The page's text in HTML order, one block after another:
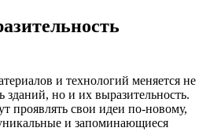
и технологий меняется не
зданий, но и их выразительность.
проявлять свои идеи по-новому,
и запоминающиеся